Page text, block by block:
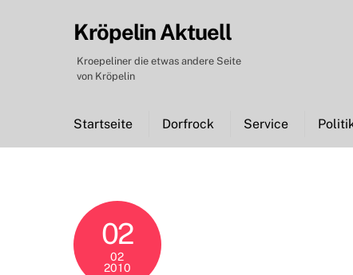
Kröpelin Aktuell
Kroepeliner die etwas andere Seite
von Kröpelin
Startseite Dorfrock Service
02
02
2010